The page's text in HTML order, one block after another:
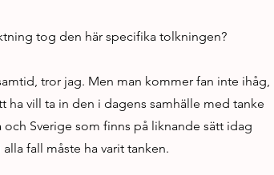
tog den här specifika tolkningen?
tror jag. Men man kommer fan inte ihåg,
ha vill ta in den i dagens samhälle med tanke
Sverige som finns på liknande sätt idag
fall måste ha varit tanken.